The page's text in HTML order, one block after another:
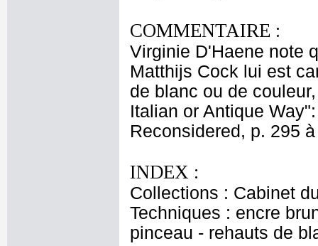
COMMENTAIRE :
Virginie D'Haene note
Matthijs Cock lui est
de blanc ou de
Italian or Antique
Reconsidered, p. 295
INDEX :
Collections : Cabinet
Techniques : encre
pinceau - rehauts de